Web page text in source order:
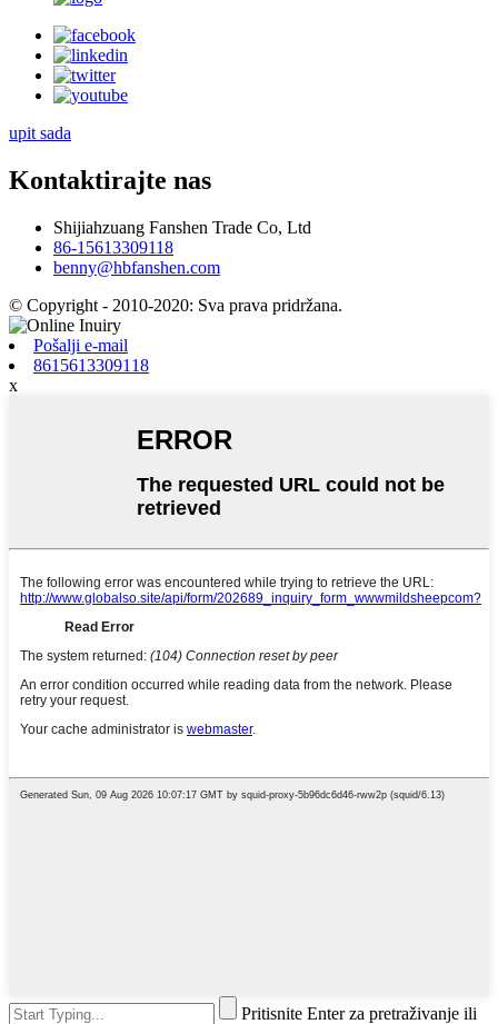
upit sada
Kontaktirajte nas
Shijiahzuang Fanshen Trade Co, Ltd
86-15613309118
benny@hbfanshen.com
© Copyright - 2010-2020: Sva prava pridržana.
Pošalji e-mail
8615613309118
x
Pritisnite Enter za pretraživanje ili